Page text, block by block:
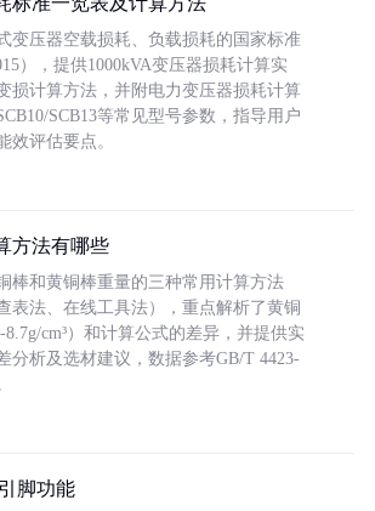
变压器空载损耗、负载损耗的国家标准
），提供1000kVA变压器损耗计算实
损计算方法，并附电力变压器损耗计算
SCB13等常见型号参数，指导用户
效评估要点。
方法有哪些
棒和黄铜棒重量的三种常用计算方法
表法、在线工具法），重点解析了黄铜
cm³）和计算公式的差异，并提供实
分析及选材建议，数据参考GB/T 4423-
脚功能